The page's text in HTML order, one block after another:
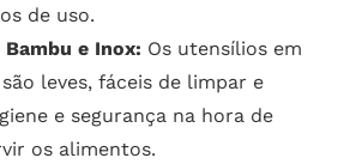
de uso.
e Inox: Os utensílios em
leves, fáceis de limpar e
e segurança na hora de
os alimentos.